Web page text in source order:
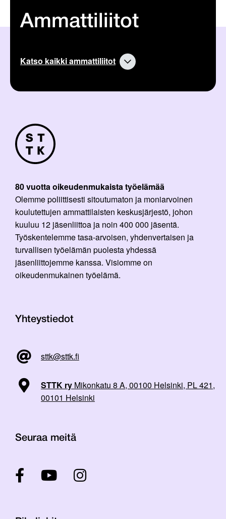
Ammattiliitot
Katso kaikki ammattiliitot
80 vuotta oikeudenmukaista työelämää
Olemme poliittisesti sitoutumaton ja moniarvoinen
koulutettujen ammattilaisten keskusjärjestö, johon
kuuluu 12 jäsenliittoa ja noin 400 000 jäsentä.
Työskentelemme tasa-arvoisen, yhdenvertaisen ja
turvallisen työelämän puolesta yhdessä
jäsenliittojemme kanssa. Visiomme on
oikeudenmukainen työelämä.
Yhteystiedot
sttk@sttk.fi
STTK ry Mikonkatu 8 A, 00100 Helsinki, PL 421,
00101 Helsinki
Seuraa meitä